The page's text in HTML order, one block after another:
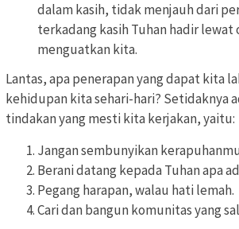
dalam kasih, tidak menjauh dari
terkadang kasih Tuhan hadir lewat
menguatkan kita.
Lantas, apa penerapan yang dapat kita
kehidupan kita sehari-hari? Setidaknya
tindakan yang mesti kita kerjakan, yaitu:
Jangan sembunyikan
Berani datang kepada Tuhan apa
Pegang harapan, walau hati lemah.
Cari dan bangun komunitas yang